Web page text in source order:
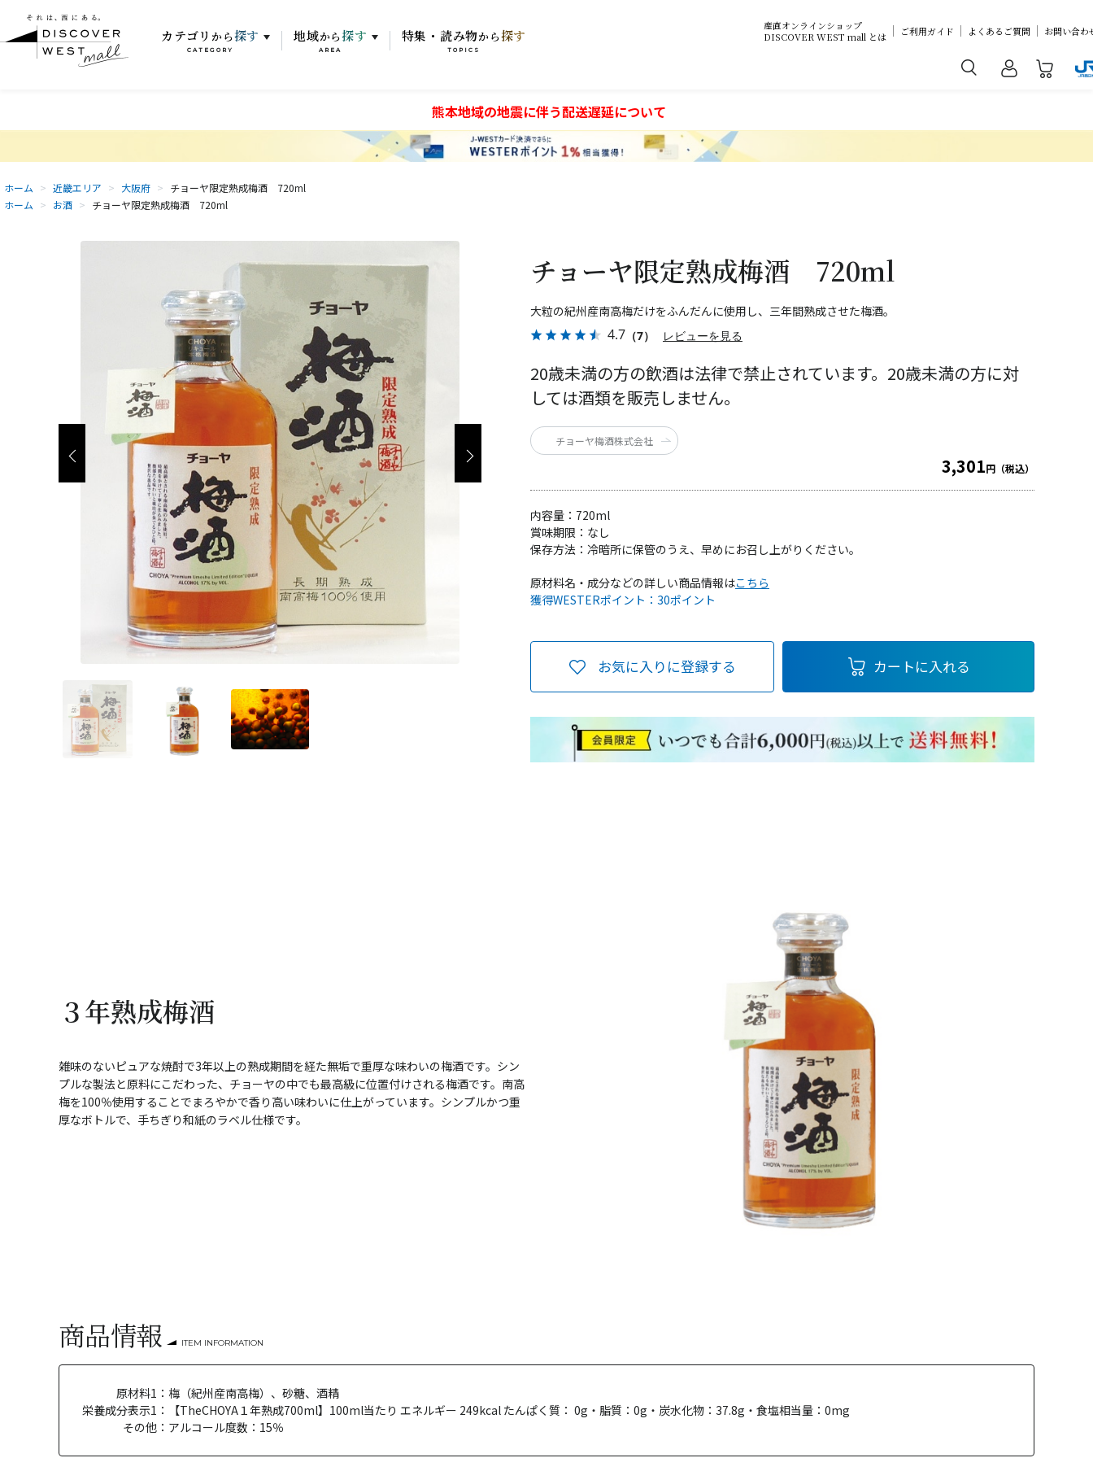
カテゴリ から 探す
CATEGORY
地域から 探す
AREA
特集・読み物から 探す
TOPICS
産直オンラインショップ
DISCOVER WEST mall とは
ご利用ガイド よくあるご質問 お問い合わ
熊本地域の地震に伴う配送遅延について
ホーム > 近畿エリア > 大阪府 > チョーヤ限定熟成梅酒 720ml
ホーム > お酒 > チョーヤ限定熟成梅酒 720ml
大粒の紀州産南高梅だけをふんだんに使用し、三年間熟成させた梅酒。
4.7 （7） レビューを見る
20歳未満の方の飲酒は法律で禁止されています。 20歳未満の方に対
しては酒類を販売しません。
チョーヤ限定熟成梅酒 720ml
3,301円（税込）
内容量： 720ml
賞味期限： なし
保存方法： 冷暗所に保管のうえ、早めにお召し上がりください。
獲得WESTERポイント： 30ポイント
カートに入れる
お気に入りに登録する
原材料名・成分などの詳しい商品情報はこちら
チョーヤ梅酒株式会社
３年熟成梅酒
雑味のないピュアな焼酎で3年以上の熟成期間を経た無垢で重厚な味わいの梅酒です。シン
プルな製法と原料にこだわった、チョーヤの中でも最高級に位置付けされる梅酒です。南高
梅を100％使用することでまろやかで香り高い味わいに仕上がっています。シンプルかつ重
厚なボトルで、手ちぎり和紙のラベル仕様です。
商品情報 ITEM INFORMATION
原材料1： 梅（紀州産南高梅）、砂糖、酒精
栄養成分表示1：
【TheCHOYA１年熟成700ml】100ml当たり エネルギー 249kcal たんぱく質： 0g・脂質：0g・炭水化物：37.8g・食塩相当量：0mg
その他： アルコール度数：15％